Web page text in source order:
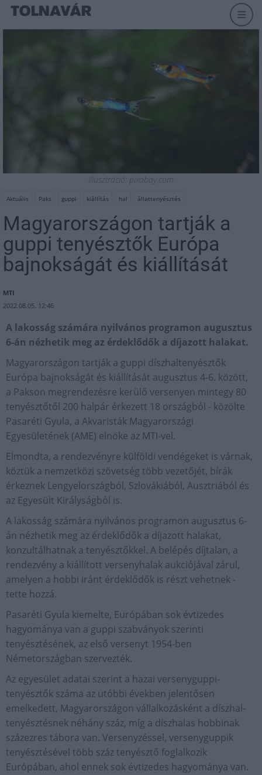
Illusztráció: pixabay.com
Aktuális Paks guppi kiállítás hal állattenyésztés
Magyarországon tartják a
guppi tenyésztők Európa
bajnokságát és kiállítását
MTI
2022.08.05. 12:46
A lakosság számára nyilvános programon augusztus
6-án nézhetik meg az érdeklődők a díjazott halakat.
Magyarországon tartják a guppi díszhaltenyésztők
Európa bajnokságát és kiállítását augusztus 4-6. között,
a Pakson megrendezésre kerülő versenyen mintegy 80
tenyésztőtől 200 halpár érkezett 18 országból - közölte
Pasaréti Gyula, a Akvaristák Magyarországi
Egyesületének (AME) elnöke az MTI-vel.
Elmondta, a rendezvényre külföldi vendégeket is várnak,
köztük a nemzetközi szövetség több vezetőjét, bírák
érkeznek Lengyelországból, Szlovákiából, Ausztriából és
az Egyesült Királyságból is.
A lakosság számára nyilvános programon augusztus 6-
án nézhetik meg az érdeklődők a díjazott halakat,
konzultálhatnak a tenyésztőkkel. A belépés díjtalan, a
rendezvény a kiállított versenyhalak aukciójával zárul,
amelyen a hobbi iránt érdeklődők is részt vehetnek -
tette hozzá.
Pasaréti Gyula kiemelte, Európában sok évtizedes
hagyománya van a guppi szabványok szerinti
tenyésztésének, az első versenyt 1954-ben
Németországban szervezték.
Az egyesület adatai szerint a hazai versenyguppi-
tenyésztők száma az utóbbi években jelentősen
emelkedett, Magyarországon vállalkozásként a díszhal-
tenyésztésnek néhány száz, míg a díszhalas hobbinak
százezres tábora van. Versenyzéssel, versenyguppik
tenyésztésével több száz tenyésztő foglalkozik
Európában, ahol ennek sok évtizedes hagyománya van.